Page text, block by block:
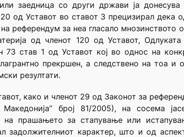
заедница со други држави ја
од Уставот во ставот 3 прецизирал дека
референдум за неа гласало мнозинството
од членот 120 од Уставот,
73 став 1 од Уставот кој во однос на
прекршен, а следствено на тоа
резултати.
како и членот 29 од Законот за
број 81/2005), на сосема
прашањето за стапување или
задолжителниот карактер, што и од